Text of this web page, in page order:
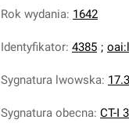
Rok wydania: 1642
Identyfikator: 4385 ;
Sygnatura lwowska:
Sygnatura obecna: CT-I